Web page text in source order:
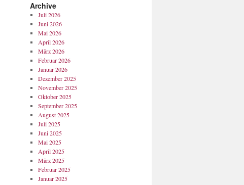
Archive
Juli 2026
Juni 2026
Mai 2026
April 2026
März 2026
Februar 2026
Januar 2026
Dezember 2025
November 2025
Oktober 2025
September 2025
August 2025
Juli 2025
Juni 2025
Mai 2025
April 2025
März 2025
Februar 2025
Januar 2025